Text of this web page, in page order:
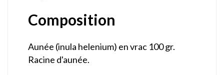
Composition
Aunée (inula helenium) en vrac 100 gr.
Racine d'aunée.